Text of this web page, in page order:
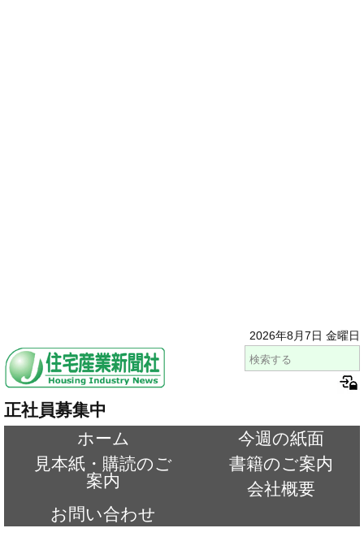
2026年8月7日 金曜日
正社員募集中
ホーム
今週の紙面
見本紙・購読のご
案内
書籍のご案内
会社概要
お問い合わせ